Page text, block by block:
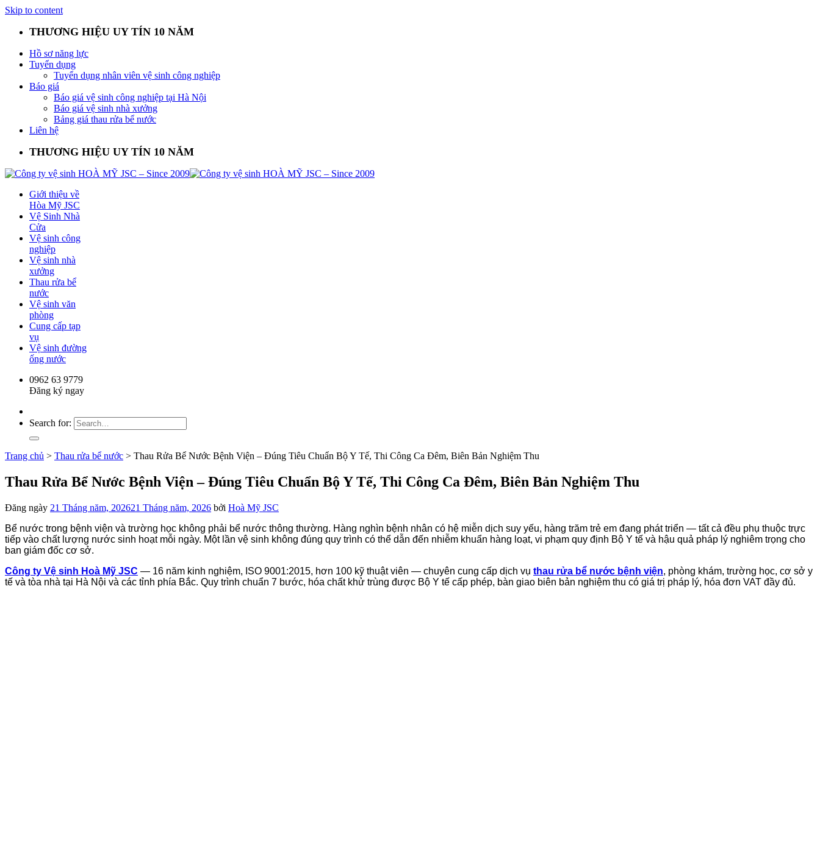
Skip to content
THƯƠNG HIỆU UY TÍN 10 NĂM
Hồ sơ năng lực
Tuyển dụng
Tuyển dụng nhân viên vệ sinh công nghiệp
Báo giá
Báo giá vệ sinh công nghiệp tại Hà Nội
Báo giá vệ sinh nhà xưởng
Bảng giá thau rửa bể nước
Liên hệ
THƯƠNG HIỆU UY TÍN 10 NĂM
Giới thiệu về
Hòa Mỹ JSC
Vệ Sinh Nhà
Cửa
Vệ sinh công
nghiệp
Vệ sinh nhà
xưởng
Thau rửa bể
nước
Vệ sinh văn
phòng
Cung cấp tạp
vụ
Vệ sinh đường
ống nước
0962 63 9779
Đăng ký ngay
Search for:
Trang chủ > Thau rửa bể nước > Thau Rửa Bể Nước Bệnh Viện – Đúng Tiêu Chuẩn Bộ Y Tế, Thi Công Ca Đêm, Biên Bản Nghiệm Thu
Thau Rửa Bể Nước Bệnh Viện – Đúng Tiêu Chuẩn Bộ Y Tế, Thi Công Ca Đêm, Biên Bản Nghiệm Thu
Đăng ngày 21 Tháng năm, 202621 Tháng năm, 2026 bởi Hoà Mỹ JSC
Bể nước trong bệnh viện và trường học không phải bể nước thông thường. Hàng nghìn bệnh nhân có hệ miễn dịch suy yếu, hàng trăm trẻ em đang phát triển — tất cả đều phụ thuộc trực
tiếp vào chất lượng nước sinh hoạt mỗi ngày. Một lần vệ sinh không đúng quy trình có thể dẫn đến nhiễm khuẩn hàng loạt, vi phạm quy định Bộ Y tế và hậu quả pháp lý nghiêm trọng cho
ban giám đốc cơ sở.
Công ty Vệ sinh Hoà Mỹ JSC — 16 năm kinh nghiệm, ISO 9001:2015, hơn 100 kỹ thuật viên — chuyên cung cấp dịch vụ thau rửa bể nước bệnh viện, phòng khám, trường học, cơ sở y
tế và tòa nhà tại Hà Nội và các tỉnh phía Bắc. Quy trình chuẩn 7 bước, hóa chất khử trùng được Bộ Y tế cấp phép, bàn giao biên bản nghiệm thu có giá trị pháp lý, hóa đơn VAT đầy đủ.